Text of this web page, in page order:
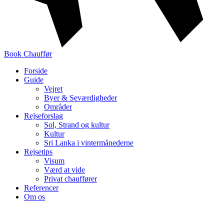
Book Chauffør
Forside
Guide
Vejret
Byer & Seværdigheder
Områder
Rejseforslag
Sol, Strand og kultur
Kultur
Sri Lanka i vintermånederne
Rejsetips
Visum
Værd at vide
Privat chauffører
Referencer
Om os